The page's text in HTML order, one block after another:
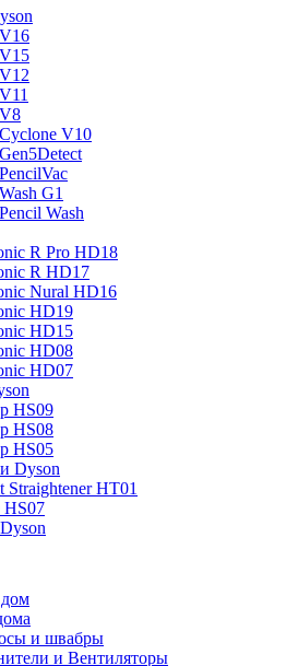
V10
G1
Wash
R Pro HD18
R HD17
Nural HD16
HD19
HD15
HD08
HD07
HS09
HS08
HS05
Dyson
Straightener HT01
HS07
и швабры
и Вентиляторы